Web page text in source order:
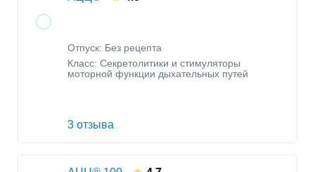
Отпуск: Без рецепта
Класс: Секретолитики и стимуляторы
моторной функции дыхательных путей
3 отзыва